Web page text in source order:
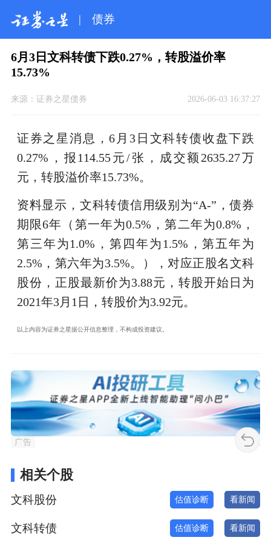
| 债券
6月3日文科转债下跌0.27%，转股溢价率
15.73%
来源： 证券之星债券 2026-06-03 16:37:27
证券之星消息，6月3日文科转债收盘下跌
0.27%，报114.55元/张，成交额2635.27万
元，转股溢价率15.73%。
资料显示，文科转债信用级别为“A-”，债券
期限6年（第一年为0.5%，第二年为0.8%，
第三年为1.0%，第四年为1.5%，第五年为
2.5%，第六年为3.5%。），对应正股名文科
股份，正股最新价为3.88元，转股开始日为
2021年3月1日，转股价为3.92元。
以上内容为证券之星据公开信息整理，不构成投资建议。
广告
相关个股
文科股份 估值诊断 看新闻
文科转债 估值诊断 看新闻